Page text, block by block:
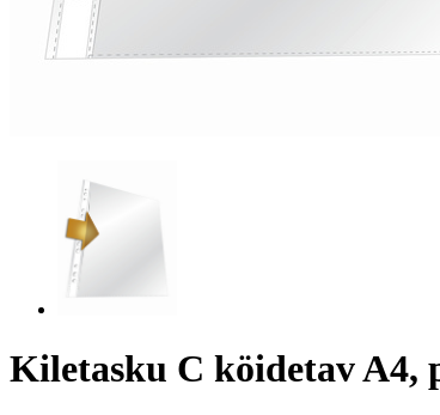
Kiletasku C köidetav A4,